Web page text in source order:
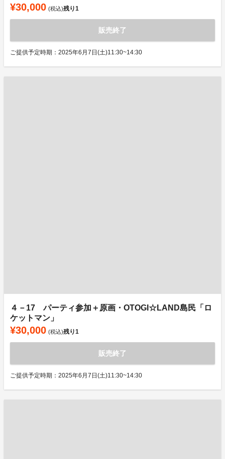
¥30,000 (税込)残り1
販売終了
ご提供予定時期：2025年6月7日(土)11:30~14:30
４－17 パーティ参加＋原画・OTOGI☆LAND島民「ロ
ケットマン」
¥30,000 (税込)残り1
販売終了
ご提供予定時期：2025年6月7日(土)11:30~14:30